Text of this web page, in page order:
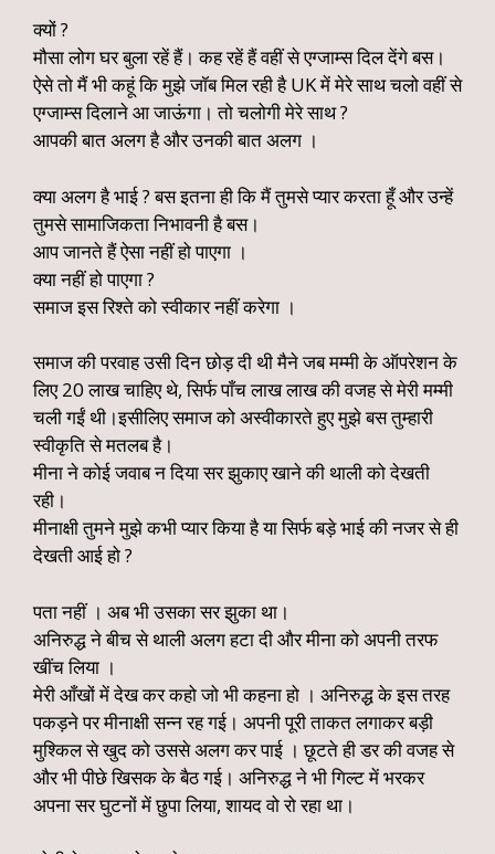
क्यों ?
मौसा लोग घर बुला रहें हैं। कह रहें हैं वहीं से एग्जाम्स दिल देंगे बस।
ऐसे तो मैं भी कहूं कि मुझे जॉब मिल रही है UK में मेरे साथ चलो वहीं से
एग्जाम्स दिलाने आ जाऊंगा। तो चलोगी मेरे साथ ?
आपकी बात अलग है और उनकी बात अलग ।
क्या अलग है भाई ? बस इतना ही कि मैं तुमसे प्यार करता हूँ और उन्हें
तुमसे सामाजिकता निभावनी है बस।
आप जानते हैं ऐसा नहीं हो पाएगा ।
क्या नहीं हो पाएगा ?
समाज इस रिश्ते को स्वीकार नहीं करेगा ।
समाज की परवाह उसी दिन छोड़ दी थी मैने जब मम्मी के ऑपरेशन के
लिए 20 लाख चाहिए थे, सिर्फ पाँच लाख लाख की वजह से मेरी मम्मी
चली गईं थी।इसीलिए समाज को अस्वीकारते हुए मुझे बस तुम्हारी
स्वीकृति से मतलब है।
मीना ने कोई जवाब न दिया सर झुकाए खाने की थाली को देखती
रही।
मीनाक्षी तुमने मुझे कभी प्यार किया है या सिर्फ बड़े भाई की नजर से ही
देखती आई हो ?
पता नहीं । अब भी उसका सर झुका था।
अनिरुद्ध ने बीच से थाली अलग हटा दी और मीना को अपनी तरफ
खींच लिया ।
मेरी आँखों में देख कर कहो जो भी कहना हो । अनिरुद्ध के इस तरह
पकड़ने पर मीनाक्षी सन्न रह गई। अपनी पूरी ताकत लगाकर बड़ी
मुश्किल से खुद को उससे अलग कर पाई । छूटते ही डर की वजह से
और भी पीछे खिसक के बैठ गई। अनिरुद्ध ने भी गिल्ट में भरकर
अपना सर घुटनों में छुपा लिया, शायद वो रो रहा था।